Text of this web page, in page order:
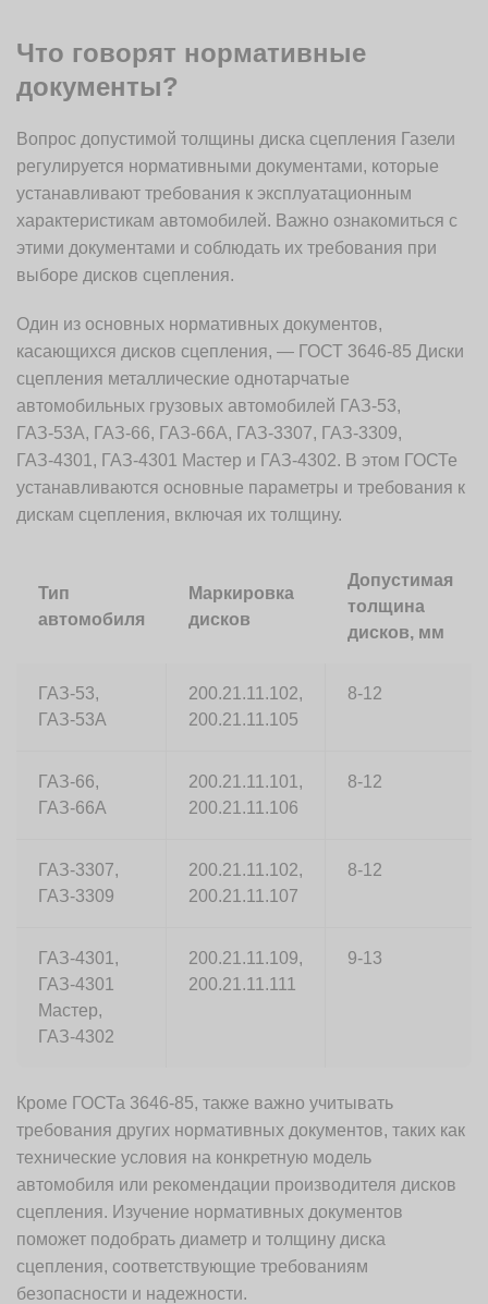
Что говорят нормативные
документы?
Вопрос допустимой толщины диска сцепления Газели
регулируется нормативными документами, которые
устанавливают требования к эксплуатационным
характеристикам автомобилей. Важно ознакомиться с
этими документами и соблюдать их требования при
выборе дисков сцепления.
Один из основных нормативных документов,
касающихся дисков сцепления, — ГОСТ 3646-85 Диски
сцепления металлические однотарчатые
автомобильных грузовых автомобилей ГАЗ-53,
ГАЗ-53А, ГАЗ-66, ГАЗ-66А, ГАЗ-3307, ГАЗ-3309,
ГАЗ-4301, ГАЗ-4301 Мастер и ГАЗ-4302. В этом ГОСТе
устанавливаются основные параметры и требования к
дискам сцепления, включая их толщину.
Тип
автомобиля
Маркировка
дисков
Допустимая
толщина
дисков, мм
ГАЗ-53,
ГАЗ-53А
200.21.11.102,
200.21.11.105
8-12
ГАЗ-66,
ГАЗ-66А
200.21.11.101,
200.21.11.106
8-12
ГАЗ-3307,
ГАЗ-3309
200.21.11.102,
200.21.11.107
8-12
ГАЗ-4301,
ГАЗ-4301
Мастер,
ГАЗ-4302
200.21.11.109,
200.21.11.111
9-13
Кроме ГОСТа 3646-85, также важно учитывать
требования других нормативных документов, таких как
технические условия на конкретную модель
автомобиля или рекомендации производителя дисков
сцепления. Изучение нормативных документов
поможет подобрать диаметр и толщину диска
сцепления, соответствующие требованиям
безопасности и надежности.